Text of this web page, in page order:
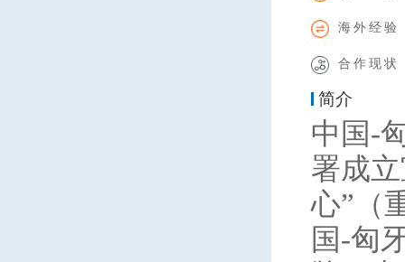
海外经验
合作现状
简介
中国-
署成
心”（
国-匈